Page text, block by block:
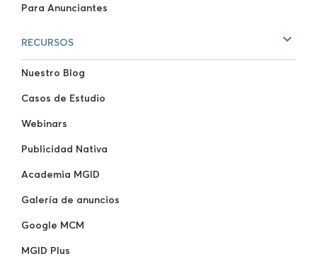
Para Anunciantes
RECURSOS
Nuestro Blog
Casos de Estudio
Webinars
Publicidad Nativa
Academia MGID
Galería de anuncios
Google MCM
MGID Plus